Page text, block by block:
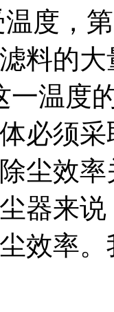
度，
料的
温度
必须
尘效
器来
效率